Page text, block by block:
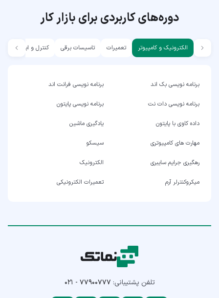
دوره‌های کاربردی برای بازار کار
الکترونیک و کامپیوتر تعمیرات تاسیسات برقی کنترل و ابزار دقیق
برنامه نویسی بک اند برنامه نویسی فرانت اند
برنامه نویسی دات نت برنامه نویسی پایتون
داده کاوی با پایتون یادگیری ماشین
مهارت های کامپیوتری سیسکو
رهگیری جرایم سایبری الکترونیک
میکروکنترلر آرم تعمیرات الکترونیکی
تلفن پشتیبانی: ۰۲۱ - ۷۷۹۰۰۷۷۷